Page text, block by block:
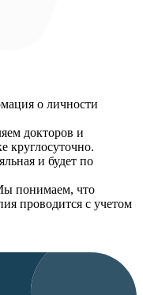
о личности
докторов и
круглосуточно.
и будет по
понимаем, что
проводится с учетом